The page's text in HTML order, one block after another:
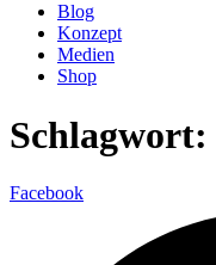
Blog
Konzept
Medien
Shop
Schlagwort:
Facebook